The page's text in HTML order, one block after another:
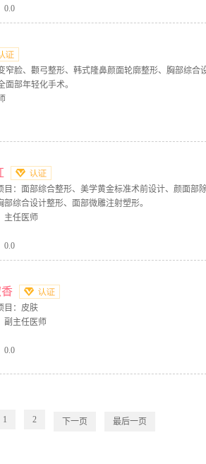
0.0
窄脸、颧弓整形、韩式隆鼻颜面轮廓整形、胸部综合
面部年轻化手术。
目：面部综合整形、美学黄金标准术前设计、颜面部
部综合设计整形、面部微雕注射塑形。
主任医师
0.0
目：皮肤
副主任医师
0.0
1 2 下一页 最后一页